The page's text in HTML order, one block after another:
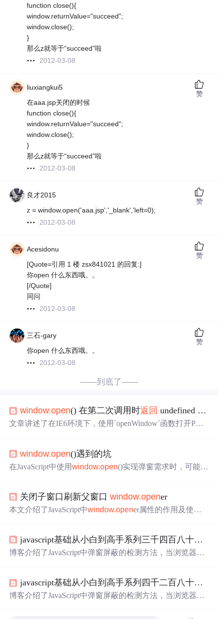
function close(){
window.returnValue="succeed";
window.close();
}
那么z就等于“succeed”啦
2012-03-08
liuxiangkui5
在aaa.jsp关闭的时候
function close(){
window.returnValue="succeed";
window.close();
}
那么z就等于“succeed”啦
2012-03-08
赞
良才2015
z = window.open('aaa.jsp','_blank','left=0);
2012-03-08
赞
Acesidonu
[Quote=引用 1 楼 zsx841021 的回复:]
你open 什么东西哦。。
[/Quote]
同问
2012-03-08
赞
三石-gary
你open 什么东西哦。。
2012-03-08
赞
——到底了——
window.open() 在第二次调用时返回 undefined 或
文章讲述了在IE6环境下，使用`openWindow`函数打开PDF
免错误，然后正常打开PDF。
window.open()遇到的坑
在JavaScript中使用window.open()实现弹窗需求时，可能会
步操作。例如，通过创建a标签并模拟点击，或先打开窗口
再进行页面重定向。需要注意，window.open()返回null
关闭子窗口刷新父窗口window.opener
本文介绍了JavaScript中window.opener属性的作用及使用
口。若非由其他窗口打开，则该属性返回null。 javascript基础从小白到高手系列三千四百八十六：弹窗屏蔽程序
博客介绍了JavaScript中弹窗屏蔽的检测方法，当浏览器内
解了定时器，如setTimeout()和setInterval()的使用，以及如
何取消超时任务。
javascript基础从小白到高手系列四千二百八十六：弹窗屏蔽程序
博客介绍了JavaScript中弹窗屏蔽的检测方法，当浏览器内